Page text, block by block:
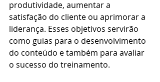
produtividade, aumentar a
satisfação do cliente ou aprimorar a
liderança. Esses objetivos servirão
como guias para o desenvolvimento
do conteúdo e também para avaliar
o sucesso do treinamento.